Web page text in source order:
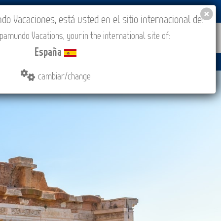
COMPRAR CONTACTO MÁS
Vacaciones, está usted en el sitio internacional de:
Vacations, your in the international site of:
España
cambiar/change